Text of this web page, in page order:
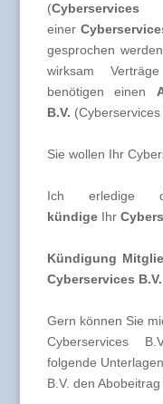
(
einer
gesprochen
wirksam
benötigen einen
B.V.
Sie wollen Ihr
Ich
kündigeIhr
Kündigung
Cyberservices B.V.
Gern können Sie
Cyberservices
folgende
B.V. den